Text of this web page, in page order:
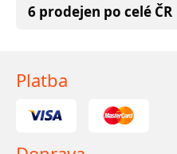
6 prodejen po celé ČR
Platba